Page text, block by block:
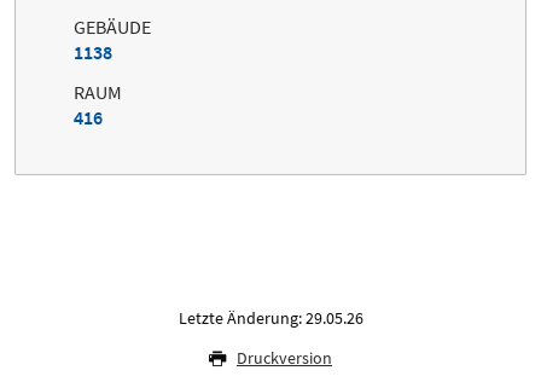
GEBÄUDE
1138
RAUM
416
Letzte Änderung: 29.05.26
Druckversion